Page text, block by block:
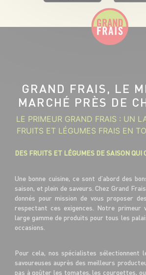
GRAND FRAIS, LE
MARCHÉ PRÈS DE
LE PRIMEUR GRAND FRAIS : UN
FRUITS ET LÉGUMES FRAIS EN
DES FRUITS ET LÉGUMES DE SAISON QUI
Une bonne cuisine, ce sont d’abord des
saison, et plein de saveurs. Chez Grand
donnés pour mission de vous proposer
respectant ces exigences. Notre primeur
large gamme de produits pour tous les
occasions.
Pour cela, nos spécialistes sélectionnent
savoureuses auprès des meilleurs
pas à goûter les tomates, les courgettes,